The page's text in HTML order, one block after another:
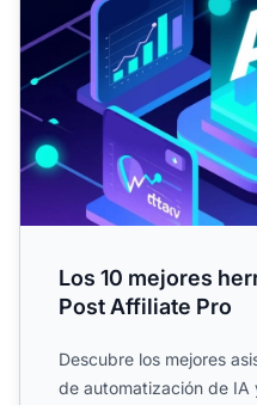
Los 10 mejores
Post Affiliate Pro
Descubre los mejores
de automatización de IA